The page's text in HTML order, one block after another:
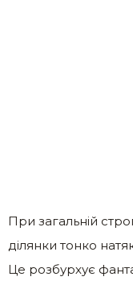
При загальній
ділянки тонко
Це розбурхує